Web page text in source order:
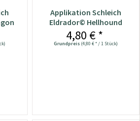
Applikation Schleich
Eldrador© Hellhound
4,80 € *
Grundpreis (4,80 € * / 1 Stück)